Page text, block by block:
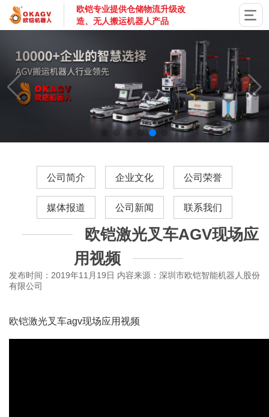
欧铠专业提供仓储物流升级改
造、无人搬运机器人产品
公司简介 企业文化 公司荣誉
媒体报道 公司新闻 联系我们
欧铠激光叉车AGV现场应
用视频
发布时间：2019年11月19日 内容来源：深圳市欧铠智能机器人股份
有限公司
欧铠激光叉车agv现场应用视频